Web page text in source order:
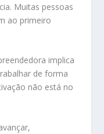
Muitas pessoas
ao primeiro
implica
de forma
não está no